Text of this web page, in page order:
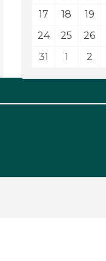
17
18 19
24
25 26
31
1 2